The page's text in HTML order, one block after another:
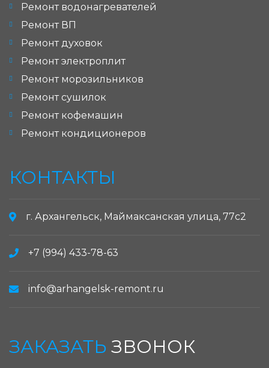
Ремонт водонагревателей
Ремонт ВП
Ремонт духовок
Ремонт электроплит
Ремонт морозильников
Ремонт сушилок
Ремонт кофемашин
Ремонт кондиционеров
КОНТАКТЫ
г. Архангельск, Маймаксанская улица, 77с2
+7 (994) 433-78-63
info@arhangelsk-remont.ru
ЗАКАЗАТЬ ЗВОНОК